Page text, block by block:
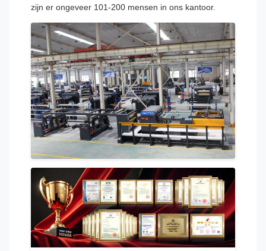
zijn er ongeveer 101-200 mensen in ons kantoor.